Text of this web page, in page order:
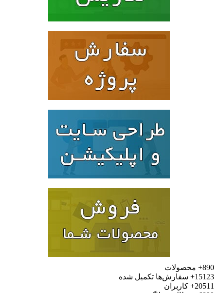
محصولات
سفارش‌ها تکمیل شده
کاربران